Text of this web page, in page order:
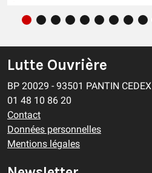
Lutte Ouvrière
BP 20029 - 93501 PANTIN CEDEX
01 48 10 86 20
Contact
Données personnelles
Mentions légales